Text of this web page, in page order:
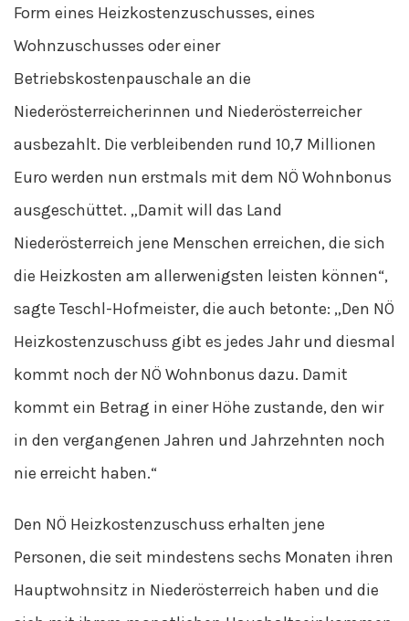
Form eines Heizkostenzuschusses, eines
Wohnzuschusses oder einer
Betriebskostenpauschale an die
Niederösterreicherinnen und Niederösterreicher
ausbezahlt. Die verbleibenden rund 10,7 Millionen
Euro werden nun erstmals mit dem NÖ Wohnbonus
ausgeschüttet. „Damit will das Land
Niederösterreich jene Menschen erreichen, die sich
die Heizkosten am allerwenigsten leisten können“,
sagte Teschl-Hofmeister, die auch betonte: „Den NÖ
Heizkostenzuschuss gibt es jedes Jahr und diesmal
kommt noch der NÖ Wohnbonus dazu. Damit
kommt ein Betrag in einer Höhe zustande, den wir
in den vergangenen Jahren und Jahrzehnten noch
nie erreicht haben.“
Den NÖ Heizkostenzuschuss erhalten jene
Personen, die seit mindestens sechs Monaten ihren
Hauptwohnsitz in Niederösterreich haben und die